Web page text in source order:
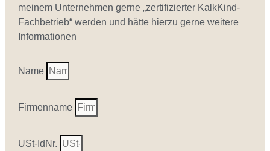
meinem Unternehmen gerne „zertifizierter KalkKind-
Fachbetrieb“ werden und hätte hierzu gerne weitere
Informationen
Name
Firmenname
USt-IdNr.